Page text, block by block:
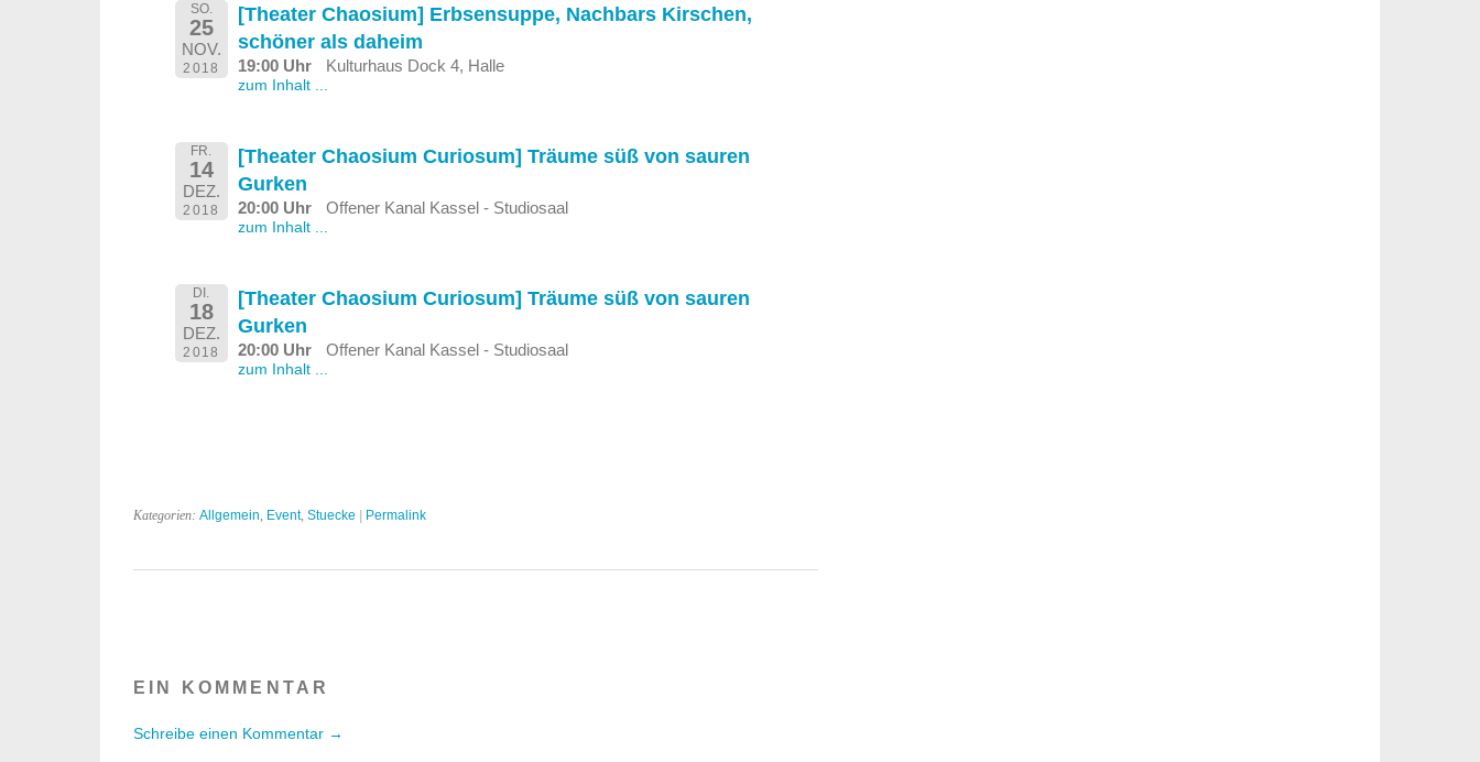
SO.
25
NOV.
2018
[Theater Chaosium] Erbsensuppe, Nachbars Kirschen,
schöner als daheim
19:00 Uhr Kulturhaus Dock 4, Halle
zum Inhalt ...
FR.
14
DEZ.
2018
[Theater Chaosium Curiosum] Träume süß von sauren
Gurken
20:00 Uhr Offener Kanal Kassel - Studiosaal
zum Inhalt ...
DI.
18
DEZ.
2018
[Theater Chaosium Curiosum] Träume süß von sauren
Gurken
20:00 Uhr Offener Kanal Kassel - Studiosaal
zum Inhalt ...
Kategorien: Allgemein, Event, Stuecke Permalink
EIN KOMMENTAR
Schreibe einen Kommentar →